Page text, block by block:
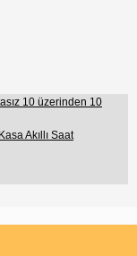
10 üzerinden 10
Akıllı Saat